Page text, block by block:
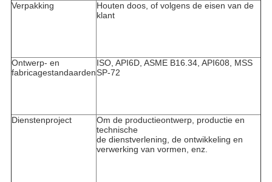
Verpakking
Houten doos, of volgens de eisen van de
klant
Ontwerp- en
fabricagestandaarden
ISO, API6D, ASME B16.34, API608, MSS
SP-72
Dienstenproject
Om de productieontwerp, productie en
technische
de dienstverlening, de ontwikkeling en
verwerking van vormen, enz.